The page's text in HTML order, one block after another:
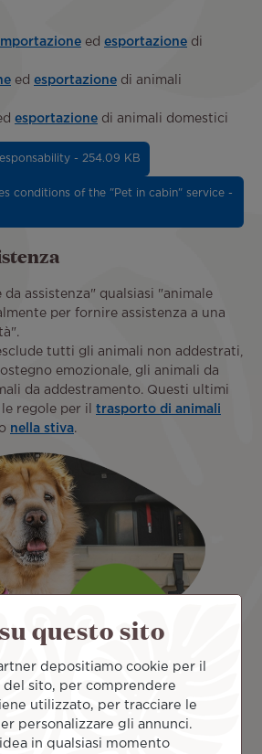
Importazione ed esportazione di
ed esportazione di animali
esportazione di animali domestici
- 254.09 KB
conditions of the "Pet in cabin" service -
da assistenza" qualsiasi "animale
per fornire assistenza a una
tutti gli animali non addestrati,
emozionale, gli animali da
da addestramento. Questi ultimi
regole per il trasporto di animali
o nella stiva.
aiutano a soddisfare le esigenze
che soffrono, ad esempio, di:
questo sito
depositiamo cookie per il
del sito, per comprendere
utilizzato, per tracciare le
personalizzare gli annunci.
in qualsiasi momento